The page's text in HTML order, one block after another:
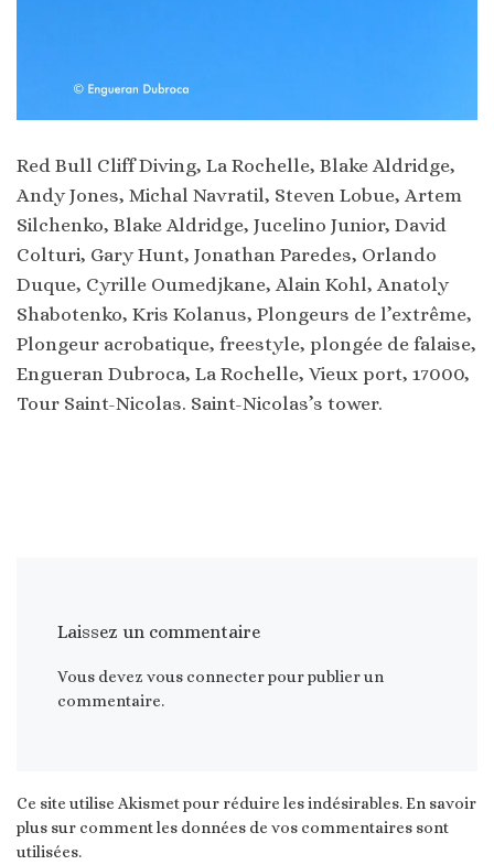
Red Bull Cliff Diving, La Rochelle, Blake Aldridge,
Andy Jones, Michal Navratil, Steven Lobue, Artem
Silchenko, Blake Aldridge, Jucelino Junior, David
Colturi, Gary Hunt, Jonathan Paredes, Orlando
Duque, Cyrille Oumedjkane, Alain Kohl, Anatoly
Shabotenko, Kris Kolanus, Plongeurs de l’extrême,
Plongeur acrobatique, freestyle, plongée de falaise,
Engueran Dubroca, La Rochelle, Vieux port, 17000,
Tour Saint-Nicolas. Saint-Nicolas’s tower.
Laissez un commentaire
Vous devez vous connecterpour publier un
commentaire.
Ce site utilise Akismet pour réduire les indésirables.En savoir
plus sur comment les données de vos commentaires sont
utilisées.